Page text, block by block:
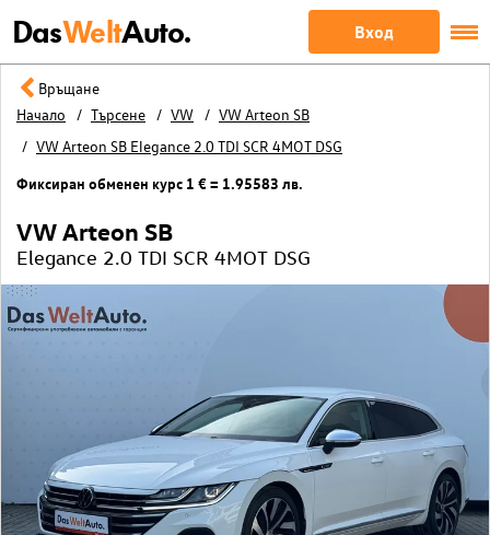
DasWeltAuto. Вход
Връщане
Начало
Търсене VW
VW Arteon SB
VW Arteon SB Elegance 2.0 TDI SCR 4MOT DSG
Фиксиран обменен курс 1 € = 1.95583 лв.
VW Arteon SB
Elegance 2.0 TDI SCR 4MOT DSG